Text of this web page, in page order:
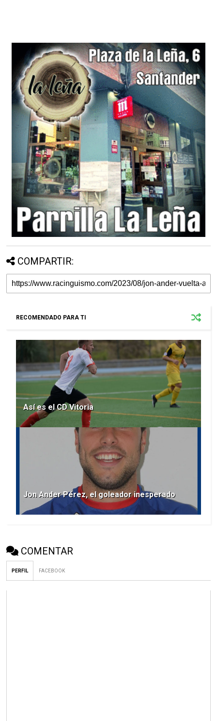
COMPARTIR:
RECOMENDADO PARA TI
Así es el CD Vitoria
Jon Ander Pérez, el goleador inesperado
COMENTAR
PERFIL FACEBOOK